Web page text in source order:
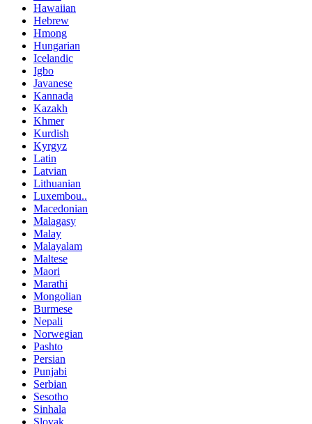
Hawaiian
Hebrew
Hmong
Hungarian
Icelandic
Igbo
Javanese
Kannada
Kazakh
Khmer
Kurdish
Kyrgyz
Latin
Latvian
Lithuanian
Luxembou..
Macedonian
Malagasy
Malay
Malayalam
Maltese
Maori
Marathi
Mongolian
Burmese
Nepali
Norwegian
Pashto
Persian
Punjabi
Serbian
Sesotho
Sinhala
Slovak